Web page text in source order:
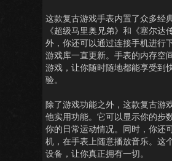
这款复古游戏手表内置了众多经
《超级马里奥兄弟》和《塞尔达
外，你还可以通过连接手机进行
游戏库一直更新。手表的内存空
游戏，让你随时随地都能享受到
验。
除了游戏功能之外，这款复古游
他实用功能。它可以显示你的步
你的日常运动情况。同时，你还
机，在手表上随意播放音乐。这
设备，让你真正拥有一切。